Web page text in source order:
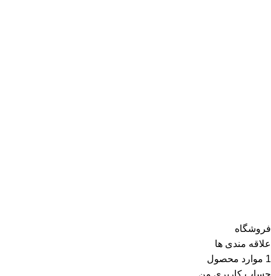
فروشگاه
علاقه مندی ها
1 موارد محصول
حساب کاربری من